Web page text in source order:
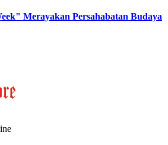
Merayakan Persahabatan Budaya